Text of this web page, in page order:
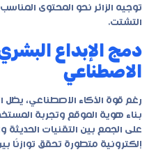
توجيه الزائر نحو المحتوى
التشتت.
دمج الإبداع
الاصطناعي
رغم قوة الذكاء الاصطناعي، يظل
بناء هوية الموقع وتجربة
على الجمع بين التقنيات الحديثة
إلكترونية متطورة تحقق توازنًا